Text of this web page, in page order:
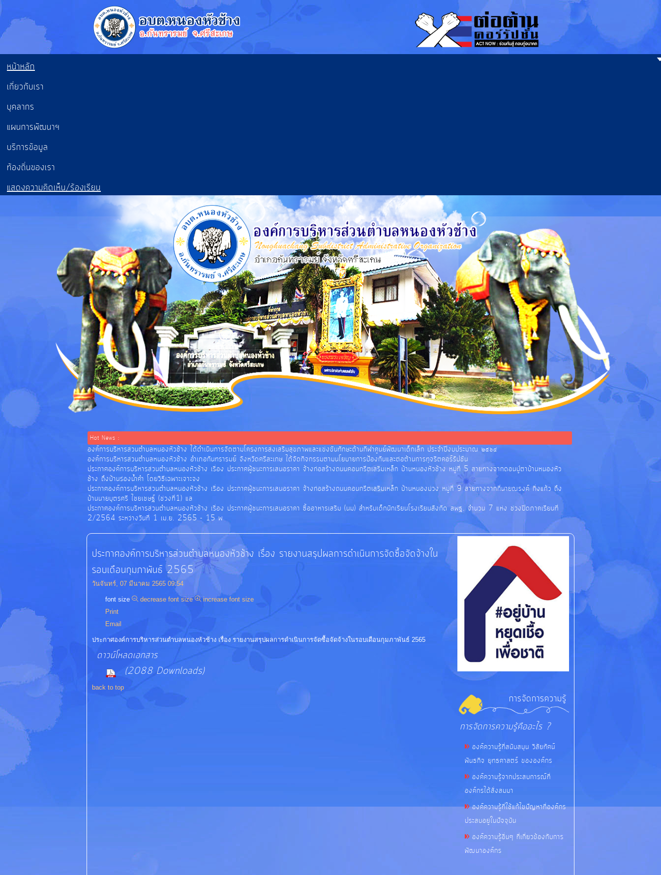
หน้าหลัก
เกี่ยวกับเรา
บุคลากร
แผนการพัฒนาฯ
บริการข้อมูล
ท้องถิ่นของเรา
แสดงความคิดเห็น/ร้องเรียน
Hot News :
องค์การบริหารส่วนตำบลหนองหัวช้าง ได้ดำเนินการจัดตามโครงการส่งเสริมสุขภาพและแข่งขันทักษะด้านกีฬาศูนย์พัฒนาเด็กเล็ก ประจำปีงบประมาณ ๒๕๖๔
องค์การบริหารส่วนตำบลหนองหัวช้าง อำเภอกันทรารมย์ จังหวัดศรีสะเกษ ได้จัดกิจกรรมตามนโยบายการป้องกันและต่อต้านการทุจริตคอร์รัปชั่น
ประกาศองค์การบริหารส่วนตำบลหนองหัวช้าง เรื่อง ประกาศผู้ชนะการเสนอราคา จ้างก่อสร้างถนนคอนกรีตเสริมเหล็ก บ้านหนองหัวช้าง หมู่ที่ 5 สายทางจากดอนปู่ตาบ้านหนองหัว
ช้าง ถึงบ้านร่องน้ำคำ โดยวิธีเฉพาะเจาะจง
ประกาศองค์การบริหารส่วนตำบลหนองหัวช้าง เรื่อง ประกาศผู้ชนะการเสนอราคา จ้างก่อสร้างถนนคอนกรีตเสริมเหล็ก บ้านหนองม่วง หมู่ที่ 9 สายทางจากที่นายณรงค์ กิ่งแก้ว ถึง
บ้านนายบุตรศรี ไชยเชษฐ์ (ช่วงที่1) แล
ประกาศองค์การบริหารส่วนตำบลหนองหัวช้าง เรื่อง ประกาศผู้ชนะการเสนอราคา ซื้ออาหารเสริม (นม) สำหรับเด็กนักเรียนโรงเรียนสังกัด สพฐ. จำนวน 7 แห่ง ช่วงปิดภาคเรียนที่
2/2564 ระหว่างวันที่ 1 เม.ย. 2565 - 15 พ
ประกาศองค์การบริหารส่วนตำบลหนองหัวช้าง เรื่อง รายงานสรุปผลการดำเนินการจัดซื้อจัดจ้างใน
รอบเดือนกุมภาพันธ์ 2565
วันจันทร์, 07 มีนาคม 2565 09:54
font size decrease font size
increase font size
Print
Email
ประกาศองค์การบริหารส่วนตำบลหนองหัวช้าง เรื่อง รายงานสรุปผลการดำเนินการจัดซื้อจัดจ้างในรอบเดือนกุมภาพันธ์ 2565
ดาวน์โหลดเอกสาร
(2088 Downloads)
back to top
การจัดการความรู้
การจัดการความรู้คืออะไร ?
องค์ความรู้ที่สนับสนุน วิสัยทัศน์
พันธกิจ ยุทธศาสตร์ ขององค์กร
องค์ความรู้จากประสบการณ์ที่
องค์กรได้สั่งสมมา
องค์ความรู้ที่ใช้แก้ไขปัญหาที่องค์กร
ประสบอยู่ในปัจจุบัน
องค์ความรู้อื่นๆ ที่เกี่ยวข้องกับการ
พัฒนาองค์กร